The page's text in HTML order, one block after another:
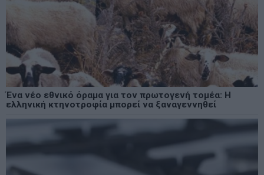
Ένα νέο εθνικό όραμα για τον πρωτογενή τομέα: Η
ελληνική κτηνοτροφία μπορεί να ξαναγεννηθεί